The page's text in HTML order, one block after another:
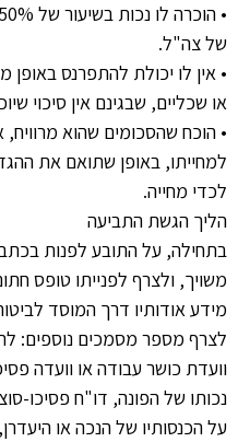
של צה"ל.
• אין לו יכולת להתפרנס באופן
או שכליים, שבגינם אין סיכוי
• הוכח שהסכומים שהוא
למחייתו, באופן שתואם את
לכדי מחייה.
הליך הגשת התביעה
בתחילה, על התובע לפנות
משויך, ולצרף לפנייתו טופס
מידע אודותיו דרך המוסד
לצרף מספר מסמכים נוספים:
וועדת כושר עבודה או וועדה
נכותו של הפונה, דו"ח פסיכו-
על הכנסותיו של הנכה או